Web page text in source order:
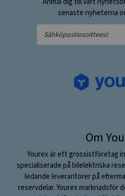
senaste nyheterna
Sähköpostiosoitteesi:
Om
Yourex är ett grossistföretag
specialiserade på bilelektriska
ledande leverantörer på
reservdelar. Yourex marknadsför